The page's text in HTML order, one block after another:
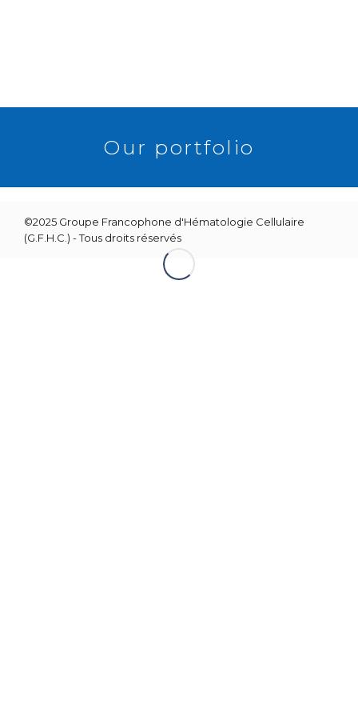
Our portfolio
©2025 Groupe Francophone d'Hématologie Cellulaire
(G.F.H.C.) - Tous droits réservés